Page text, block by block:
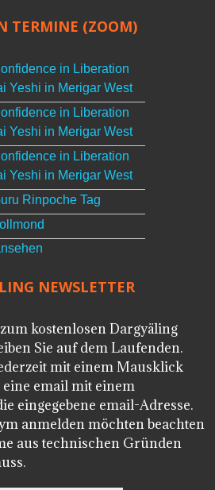
TERMINE (ZOOM)
in Liberation
Yeshi in Merigar West
in Liberation
Yeshi in Merigar West
in Liberation
Yeshi in Merigar West
Rinpoche Tag
NEWSLETTER
kostenlosen Dargyäling
Sie auf dem Laufenden.
mit einem Mausklick
email mit einem
eingegebene email-Adresse.
anmelden möchten beachten
aus technischen Gründen